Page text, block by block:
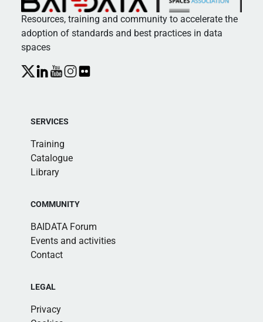
Resources, training and community to accelerate the
adoption of standards and best practices in data
spaces
SERVICES
Training
Catalogue
Library
COMMUNITY
BAIDATA Forum
Events and activities
Contact
LEGAL
Privacy